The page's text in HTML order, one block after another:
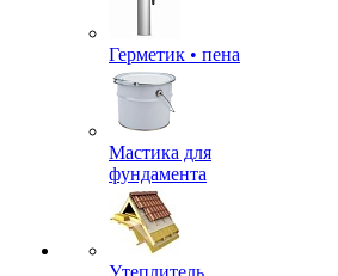
Герметик • пена
Мастика для
фундамента
Утеплитель